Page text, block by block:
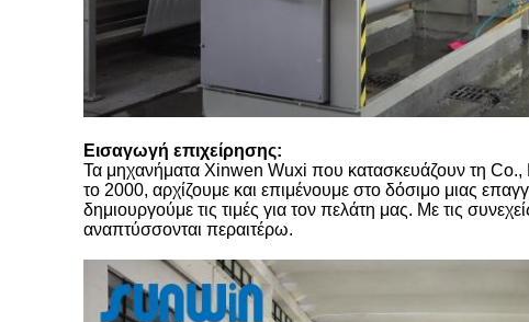
Εισαγωγή επιχείρησης:
Τα μηχανήματα Xinwen Wuxi που κατασκευάζουν τη Co.,
το 2000, αρχίζουμε και επιμένουμε στο δόσιμο μιας
δημιουργούμε τις τιμές για τον πελάτη μας. Με τις
αναπτύσσονται περαιτέρω.